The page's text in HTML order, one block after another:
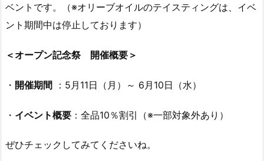
ベントです。（※オリーブオイルのテイスティングは、イベ
ント期間中は停止しております）
＜オープン記念祭 開催概要＞
・ 開催期間 ：5月11日（月）～ 6月10日（水）
・ イベント概要 ：全品10％割引（※一部対象外あり）
ぜひチェックしてみてくださいね。